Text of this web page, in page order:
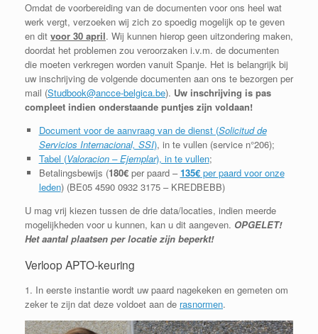
Omdat de voorbereiding van de documenten voor ons heel wat
werk vergt, verzoeken wij zich zo spoedig mogelijk op te geven
en dit voor 30 april. Wij kunnen hierop geen uitzondering maken,
doordat het problemen zou veroorzaken i.v.m. de documenten
die moeten verkregen worden vanuit Spanje. Het is belangrijk bij
uw inschrijving de volgende documenten aan ons te bezorgen per
mail (Studbook@ancce-belgica.be). Uw inschrijving is pas
compleet indien onderstaande puntjes zijn voldaan!
Document voor de aanvraag van de dienst (Solicitud de
Servicios Internacional, SSI), in te vullen (service n°206);
Tabel (Valoracion – Ejemplar), in te vullen;
Betalingsbewijs (180€per paard –135€per paard voor onze
leden) (BE05 4590 0932 3175 – KREDBEBB)
U mag vrij kiezen tussen de drie data/locaties, indien meerde
mogelijkheden voor u kunnen, kan u dit aangeven. OPGELET!
Het aantal plaatsen per locatie zijn beperkt!
Verloop APTO-keuring
1. In eerste instantie wordt uw paard nagekeken en gemeten om
zeker te zijn dat deze voldoet aan de rasnormen.